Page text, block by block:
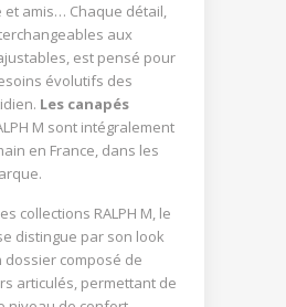
et amis… Chaque détail,
aux
est pensé pour
évolutifs des
Les canapés
M sont intégralement
en France, dans les
collections RALPH M, le
distingue par son look
dossier composé de
articulés, permettant de